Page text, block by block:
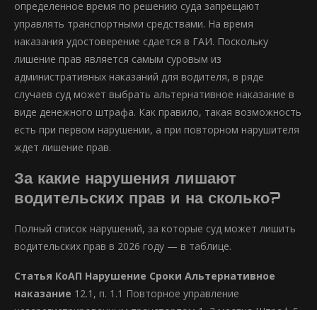
определенное время по решению суда запрещают
управлять транспортными средствами. На время
наказания удостоверение сдается в ГАИ. Поскольку
лишение прав является самым суровым из
административных наказаний для водителя, в ряде
случаев суд может выбрать альтернативное наказание в
виде денежного штрафа. Как правило, такая возможность
есть при первом нарушении, а при повторном нарушителя
ждет лишение прав.
За какие нарушения лишают
водительских прав и на сколько?
Полный список нарушений, за которые суд может лишить
водительских прав в 2026 году — в таблице.
Статья КоАП Нарушение Сроки Альтернативное
наказание 12.1, п. 1.1 Повторное управление